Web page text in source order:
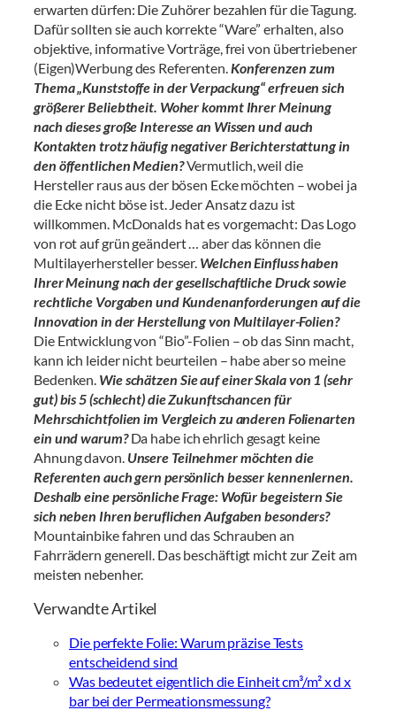
erwarten dürfen: Die Zuhörer bezahlen für die Tagung.
Dafür sollten sie auch korrekte “Ware” erhalten, also
objektive, informative Vorträge, frei von übertriebener
(Eigen)Werbung des Referenten.Konferenzen zum
Thema „Kunststoffe in der Verpackung“ erfreuen sich
größerer Beliebtheit. Woher kommt Ihrer Meinung
nach dieses große Interesse an Wissen und auch
Kontakten trotz häufig negativer Berichterstattung in
den öffentlichen Medien?Vermutlich, weil die
Hersteller raus aus der bösen Ecke möchten – wobei ja
die Ecke nicht böse ist. Jeder Ansatz dazu ist
willkommen. McDonalds hat es vorgemacht: Das Logo
von rot auf grün geändert … aber das können die
Multilayerhersteller besser. Welchen Einfluss haben
Ihrer Meinung nach der gesellschaftliche Druck sowie
rechtliche Vorgaben und Kundenanforderungen auf die
Innovation in der Herstellung von Multilayer-Folien?
Die Entwicklung von “Bio”-Folien – ob das Sinn macht,
kann ich leider nicht beurteilen – habe aber so meine
Bedenken. Wie schätzen Sie auf einer Skala von 1 (sehr
gut) bis 5 (schlecht) die Zukunftschancen für
Mehrschichtfolien im Vergleich zu anderen Folienarten
ein und warum?Da habe ich ehrlich gesagt keine
Ahnung davon. Unsere Teilnehmer möchten die
Referenten auch gern persönlich besser kennenlernen.
Deshalb eine persönliche Frage: Wofür begeistern Sie
sich neben Ihren beruflichen Aufgaben besonders?
Mountainbike fahren und das Schrauben an
Fahrrädern generell. Das beschäftigt micht zur Zeit am
meisten nebenher.
Verwandte Artikel
Die perfekte Folie: Warum präzise Tests
entscheidend sind
Was bedeutet eigentlich die Einheit cm³/m² x d x
bar bei der Permeationsmessung?